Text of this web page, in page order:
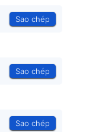
Sao chép
Sao chép
Sao chép